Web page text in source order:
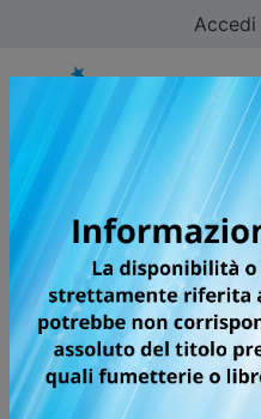
Accedi
Tutti i
testata